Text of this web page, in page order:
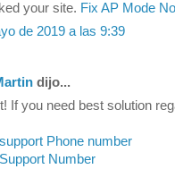
your site. Fix AP Mode
de 2019 a las 9:39
dijo...
If you need best solution
Phone number
Number